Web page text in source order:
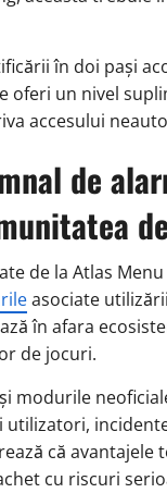
în doi pași
oferi un nivel
accesului
de
de la Atlas
asociate
în afara
de jocuri.
modurile
utilizatori,
că avantajele
cu riscuri